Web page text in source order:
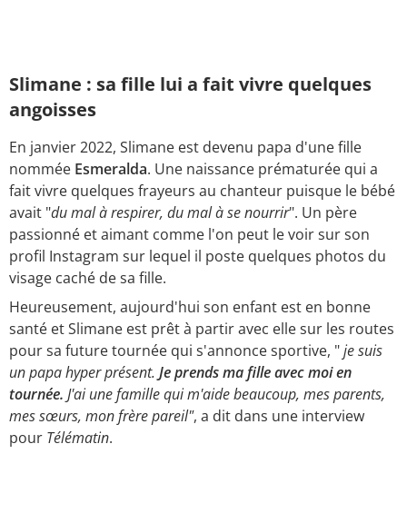
Slimane : sa fille lui a fait vivre quelques
angoisses
En janvier 2022, Slimane est devenu papa d'une fille
nommée Esmeralda. Une naissance prématurée qui a
fait vivre quelques frayeurs au chanteur puisque le bébé
avait "du mal à respirer, du mal à se nourrir". Un père
passionné et aimant comme l'on peut le voir sur son
profil Instagram sur lequel il poste quelques photos du
visage caché de sa fille.
Heureusement, aujourd'hui son enfant est en bonne
santé et Slimane est prêt à partir avec elle sur les routes
pour sa future tournée qui s'annonce sportive, "je suis
un papa hyper présent. Je prends ma fille avec moi en
tournée. J'ai une famille qui m'aide beaucoup, mes parents,
mes sœurs, mon frère pareil", a dit dans une interview
pour Télématin.